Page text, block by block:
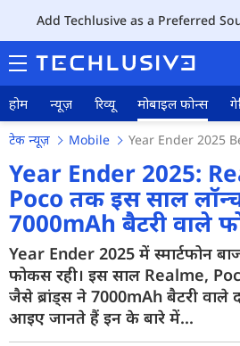
Add Techlusive as a Preferred
होम न्यूज़ रिव्यू मोबाइल फोन्स
होम
न्यूज़
रिव्यू
मोबाइल फोन्स
टेक न्यूज़ Mobile Year Ender 2025
Year Ender 2025:
Poco तक इस साल
7000mAh बैटरी वाले
Year Ender 2025 में स्मार्टफोन
फोकस रही। इस साल Realme,
जैसे ब्रांड्स ने 7000mAh बैटरी वाले
आइए जानते हैं इन के बारे में...